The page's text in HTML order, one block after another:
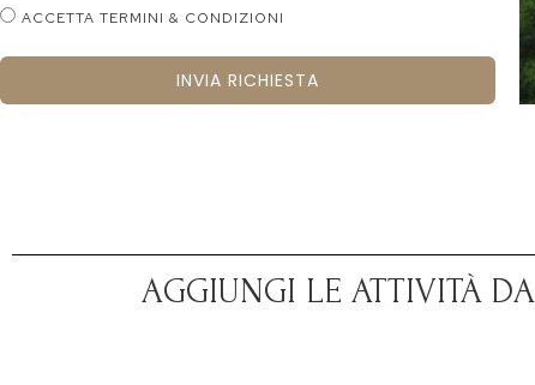
ACCETTA TERMINI & CONDIZIONI
INVIA RICHIESTA
AGGIUNGI LE ATTIVITÀ